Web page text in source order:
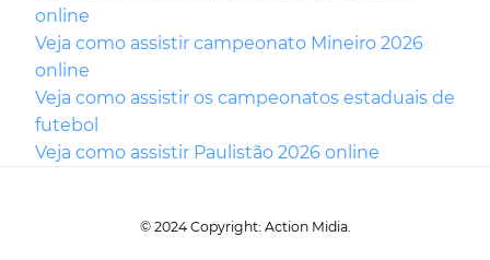
online
Veja como assistir campeonato Mineiro 2026
online
Veja como assistir os campeonatos estaduais de
futebol
Veja como assistir Paulistão 2026 online
© 2024 Copyright: Action Midia.